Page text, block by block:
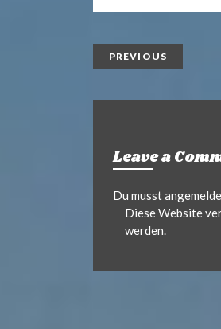
e
c
4
PREVIOUS
Leave a
Du musst
Diese Website
werden.